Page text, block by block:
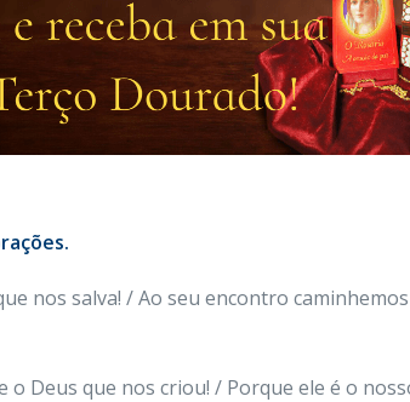
nos salva! / Ao seu encontro
Deus que nos criou! / Porque ele é o